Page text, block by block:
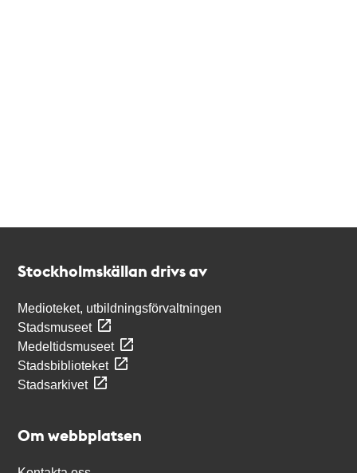
Stockholmskällan drivs av
Medioteket, utbildningsförvaltningen
Stadsmuseet
Medeltidsmuseet
Stadsbiblioteket
Stadsarkivet
Om webbplatsen